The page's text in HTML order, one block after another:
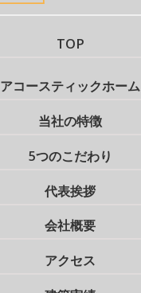
TOP
アコースティックホーム
当社の特徴
5つのこだわり
代表挨拶
会社概要
アクセス